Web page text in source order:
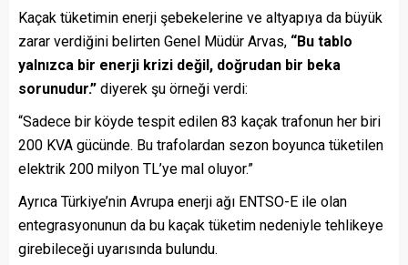
Kaçak tüketimin enerji şebekelerine ve altyapıya da büyük
zarar verdiğini belirten Genel Müdür Arvas, “Bu tablo
yalnızca bir enerji krizi değil, doğrudan bir beka
sorunudur.” diyerek şu örneği verdi:
“Sadece bir köyde tespit edilen 83 kaçak trafonun her biri
200 KVA gücünde. Bu trafolardan sezon boyunca tüketilen
elektrik 200 milyon TL’ye mal oluyor.”
Ayrıca Türkiye’nin Avrupa enerji ağı ENTSO-E ile olan
entegrasyonunun da bu kaçak tüketim nedeniyle tehlikeye
girebileceği uyarısında bulundu.